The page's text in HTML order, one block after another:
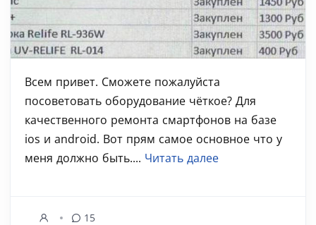
Всем привет. Сможете пожалуйста
посоветовать оборудование чёткое? Для
качественного ремонта смартфонов на базе
ios и android. Вот прям самое основное что у
меня должно быть.... Читать далее
15